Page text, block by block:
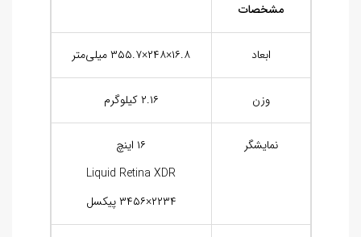
مشخصات
ابعاد ۱۶.۸×۲۴۸×۳۵۵.۷ میلی‌متر
وزن ۲.۱۶ کیلوگرم
نمایشگر
۱۶ اینچ
Liquid Retina XDR
۲۲۳۴×۳۴۵۶ پیکسل